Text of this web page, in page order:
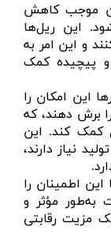
موجب کاهش
این ریل‌ها
و این امر به
و پیچیده کمک
این امکان را
برش دهند، که
کمک کند. این
نیاز دارند،
این اطمینان را
به‌طور مؤثر و
مزیت رقابتی